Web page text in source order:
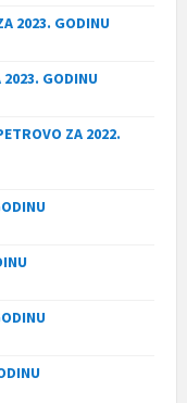
2023. GODINU
GODINU
ZA 2022.